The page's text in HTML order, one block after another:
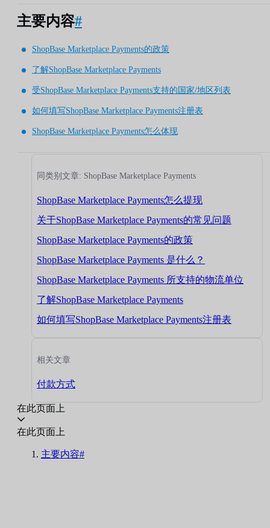
主要内容#
ShopBase Marketplace Payments的政策
了解ShopBase Marketplace Payments
受ShopBase Marketplace Payments支持的国家/地区列表
如何填写ShopBase Marketplace Payments注册表
ShopBase Marketplace Payments怎么体现
同类别文章: ShopBase Marketplace Payments
ShopBase Marketplace Payments怎么提现
关于ShopBase Marketplace Payments的常见问题
ShopBase Marketplace Payments的政策
ShopBase Marketplace Payments 是什么？
ShopBase Marketplace Payments 所支持的物流单位
了解ShopBase Marketplace Payments
如何填写ShopBase Marketplace Payments注册表
相关文章
付款方式
在此页面上
在此页面上
主要内容#